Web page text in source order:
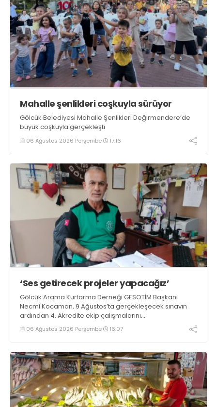
Mahalle şenlikleri coşkuyla sürüyor
Gölcük Belediyesi Mahalle Şenlikleri Değirmendere’de
büyük coşkuyla gerçekleşti
06 Ağustos 2026 Perşembe 17:16
‘Ses getirecek projeler yapacağız’
Gölcük Arama Kurtarma Derneği GESOTİM Başkanı
Necmi Kocaman, 9 Ağustos’ta gerçekleşecek sınavın
ardından 4. Akredite ekip çalışmalarını
tamamlayacaklarını ifade ederek açıklamalarda
bulundu. Kocaman, “Gölcük’te ve Kocaeli genelinde ses
06 Ağustos 2026 Perşembe 16:07